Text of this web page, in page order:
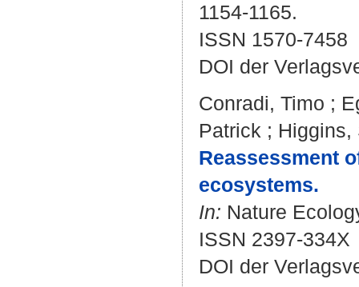
1154-1165.
ISSN 1570-7458
DOI der
Conradi, Timo ;
Patrick ; Higgins,
Reassessment
ecosystems.
In: Nature
ISSN 2397-334X
DOI der